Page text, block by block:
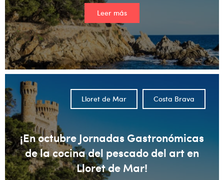
Leer más
¡En octubre Jornadas Gastronómicas
de la cocina del pescado del art en
Lloret de Mar!
Costa Brava
Lloret de Mar